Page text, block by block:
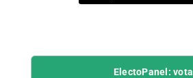
ElectoPanel: vota